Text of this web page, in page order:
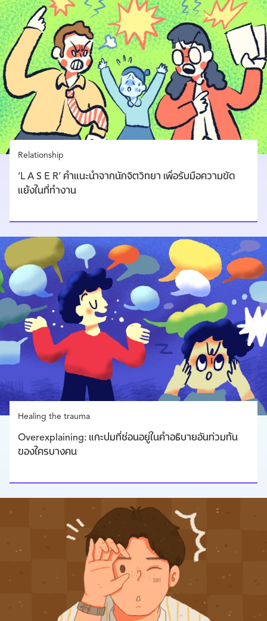
Relationship
‘L A S E R’ คำแนะนำจากนักจิตวิทยา เพื่อรับมือความขัด
แย้งในที่ทำงาน
Healing the trauma
Overexplaining: แกะปมที่ซ่อนอยู่ในคำอธิบายอันท่วมท้น
ของใครบางคน